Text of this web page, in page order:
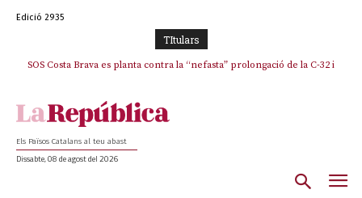
Edició 2935
TItulars
SOS Costa Brava es planta contra la “nefasta” prolongació de la C-32 i
La memòria viva de Josep Sunyol uneix l’esport i la cultura en un emotiu
Els Països Catalans al teu abast
Dissabte, 08 de agost del 2026